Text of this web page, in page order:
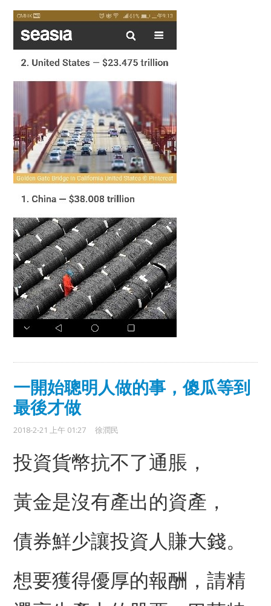
一開始聰明人做的事，傻瓜等到
最後才做
2018-2-21 上午 01:27 徐潤民
投資貨幣抗不了通脹，
黃金是沒有產出的資產，
債券鮮少讓投資人賺大錢。
想要獲得優厚的報酬，請精